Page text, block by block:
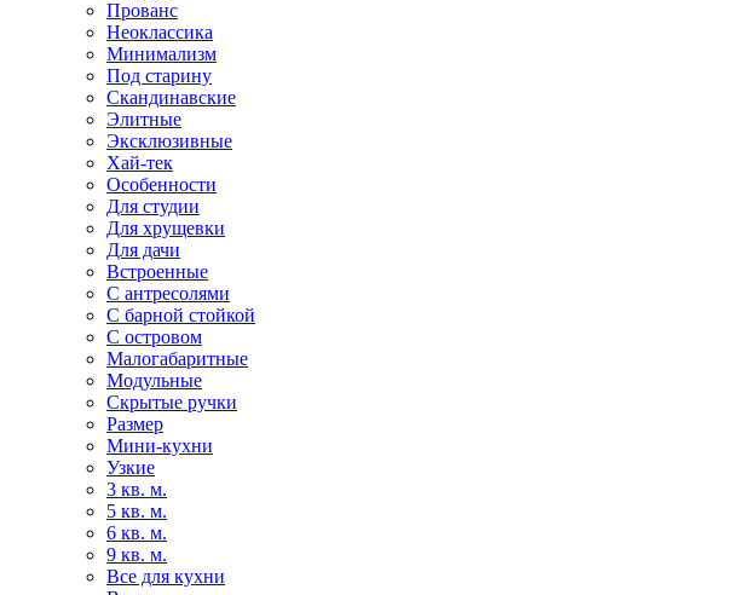
Прованс
Неоклассика
Минимализм
Под старину
Скандинавские
Элитные
Эксклюзивные
Хай-тек
Особенности
Для студии
Для хрущевки
Для дачи
Встроенные
С антресолями
С барной стойкой
С островом
Малогабаритные
Модульные
Скрытые ручки
Размер
Мини-кухни
Узкие
3 кв. м.
5 кв. м.
6 кв. м.
9 кв. м.
Все для кухни